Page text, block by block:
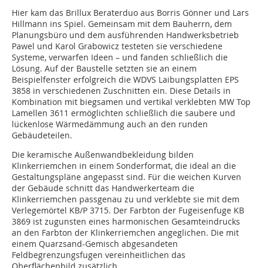
Hier kam das Brillux Beraterduo aus Borris Gönner und Lars
Hillmann ins Spiel. Gemeinsam mit dem Bauherrn, dem
Planungsbüro und dem ausführenden Handwerksbetrieb
Pawel und Karol Grabowicz testeten sie verschiedene
Systeme, verwarfen Ideen – und fanden schließlich die
Lösung. Auf der Baustelle setzten sie an einem
Beispielfenster erfolgreich die WDVS Laibungsplatten EPS
3858 in verschiedenen Zuschnitten ein. Diese Details in
Kombination mit biegsamen und vertikal verklebten MW Top
Lamellen 3611 ermöglichten schließlich die saubere und
lückenlose Wärmedämmung auch an den runden
Gebäudeteilen.
Die keramische Außenwandbekleidung bilden
Klinkerriemchen in einem Sonderformat, die ideal an die
Gestaltungspläne angepasst sind. Für die weichen Kurven
der Gebäude schnitt das Handwerkerteam die
Klinkerriemchen passgenau zu und verklebte sie mit dem
Verlegemörtel KB/P 3715. Der Farbton der Fugeisenfuge KB
3869 ist zugunsten eines harmonischen Gesamteindrucks
an den Farbton der Klinkerriemchen angeglichen. Die mit
einem Quarzsand-Gemisch abgesandeten
Feldbegrenzungsfugen vereinheitlichen das